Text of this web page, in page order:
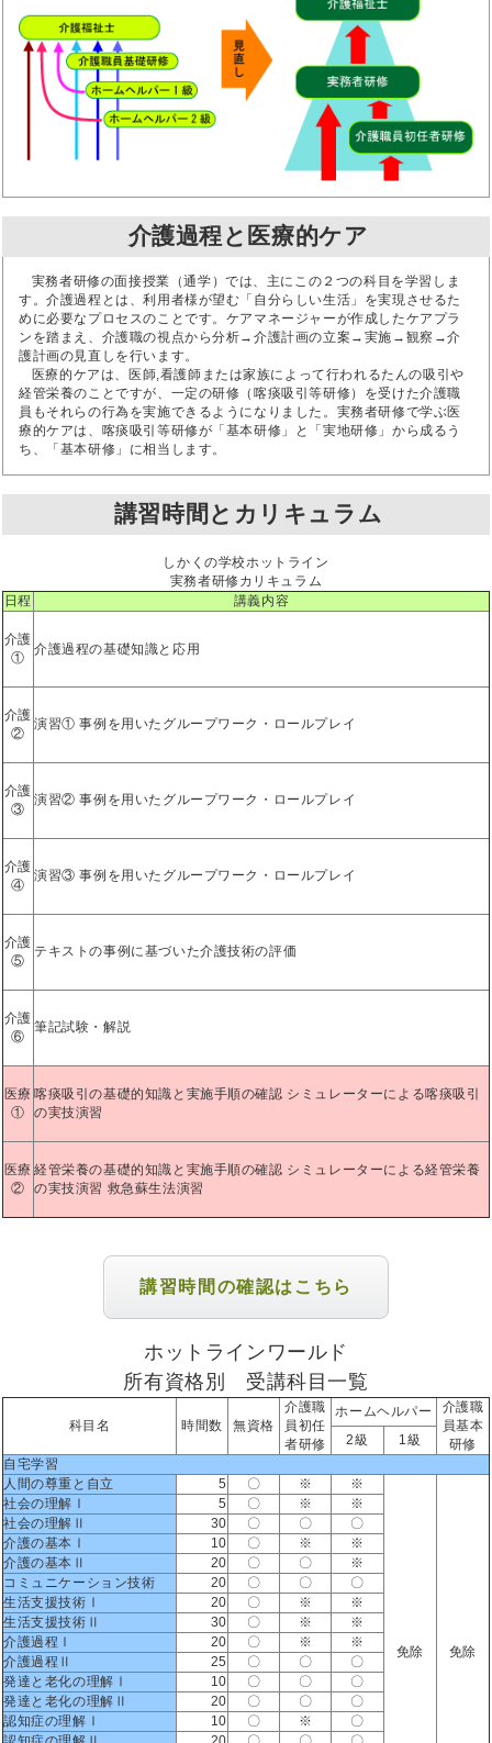
介護過程と医療的ケア
実務者研修の面接授業（通学）では、主にこの２つの科目を学習しま
す。介護過程とは、利用者様が望む「自分らしい生活」を実現させるた
めに必要なプロセスのことです。ケアマネージャーが作成したケアプラ
ンを踏まえ、介護職の視点から分析→介護計画の立案→実施→観察→介
護計画の見直しを行います。
医療的ケアは、医師,看護師または家族によって行われるたんの吸引や
経管栄養のことですが、一定の研修（喀痰吸引等研修）を受けた介護職
員もそれらの行為を実施できるようになりました。実務者研修で学ぶ医
療的ケアは、喀痰吸引等研修が「基本研修」と「実地研修」から成るう
ち、「基本研修」に相当します。
講習時間とカリキュラム
しかくの学校ホットライン
実務者研修カリキュラム
日程
講義内容
介護
①
介護過程の基礎知識と応用
介護
②
演習① 事例を用いたグループワーク・ロールプレイ
介護
③
演習② 事例を用いたグループワーク・ロールプレイ
介護
④
演習③ 事例を用いたグループワーク・ロールプレイ
介護
⑤
テキストの事例に基づいた介護技術の評価
介護
⑥
筆記試験・解説
医療
①
喀痰吸引の基礎的知識と実施手順の確認 シミュレーターによる喀痰吸引
の実技演習
医療
②
経管栄養の基礎的知識と実施手順の確認 シミュレーターによる経管栄養
の実技演習 救急蘇生法演習
講習時間の確認はこちら
ホットラインワールド
所有資格別 受講科目一覧
科目名 時間数 無資格
介護職
員初任
者研修
ホームヘルパー
介護職
員基本
研修
2級
1級
自宅学習
人間の尊重と自立
5 〇 ※ ※
免除 免除
社会の理解Ⅰ 5 〇 ※
※
社会の理解Ⅱ
30 〇 〇
〇
介護の基本Ⅰ
10 〇 ※
※
介護の基本Ⅱ
20 〇 〇
※
コミュニケーション技術
20 〇 〇
〇
生活支援技術Ⅰ
20 〇 ※
※
生活支援技術Ⅱ
30 〇 ※
※
介護過程Ⅰ
20 〇 ※
※
介護過程Ⅱ
25 〇 〇
〇
発達と老化の理解Ⅰ
10 〇 〇
〇
発達と老化の理解Ⅱ
20 〇 〇
〇
認知症の理解Ⅰ
10 〇 ※
〇